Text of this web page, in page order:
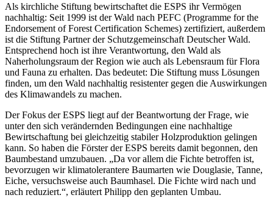
Als kirchliche Stiftung bewirtschaftet die ESPS ihr Vermögen
nachhaltig: Seit 1999 ist der Wald nach PEFC (Programme for the
Endorsement of Forest Certification Schemes) zertifiziert, außerdem
ist die Stiftung Partner der Schutzgemeinschaft Deutscher Wald.
Entsprechend hoch ist ihre Verantwortung, den Wald als
Naherholungsraum der Region wie auch als Lebensraum für Flora
und Fauna zu erhalten. Das bedeutet: Die Stiftung muss Lösungen
finden, um den Wald nachhaltig resistenter gegen die Auswirkungen
des Klimawandels zu machen.
Der Fokus der ESPS liegt auf der Beantwortung der Frage, wie
unter den sich verändernden Bedingungen eine nachhaltige
Bewirtschaftung bei gleichzeitig stabiler Holzproduktion gelingen
kann. So haben die Förster der ESPS bereits damit begonnen, den
Baumbestand umzubauen. „Da vor allem die Fichte betroffen ist,
bevorzugen wir klimatolerantere Baumarten wie Douglasie, Tanne,
Eiche, versuchsweise auch Baumhasel. Die Fichte wird nach und
nach reduziert.“, erläutert Philipp den geplanten Umbau.